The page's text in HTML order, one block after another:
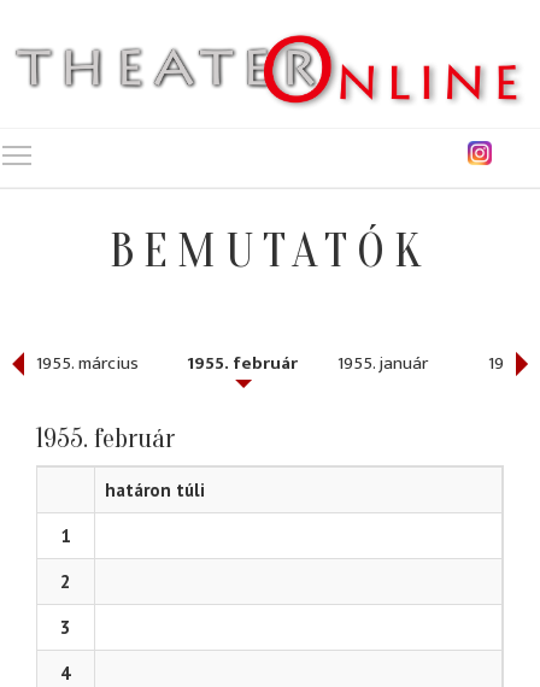
BEMUTATÓK
1955. március 1955. február 1955. január 1954.
1955. február
határon túli
1
2
3
4